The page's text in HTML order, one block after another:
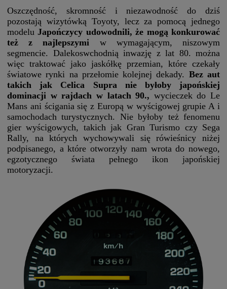
Oszczędność, skromność i niezawodność do dziś
pozostają wizytówką Toyoty, lecz za pomocą jednego
modeluJapończycy udowodnili, że mogą konkurować
też z najlepszymi w wymagającym, niszowym
segmencie. Dalekoswchodnią inwazję z lat 80. można
więc traktować jako jaskółkę przemian, które czekały
światowe rynki na przełomie kolejnej dekady. Bez aut
takich jak Celica Supra nie byłoby japońskiej
dominacji w rajdach w latach 90., wycieczek do Le
Mans ani ścigania się z Europą w wyścigowej grupie A i
samochodach turystycznych. Nie byłoby też fenomenu
gier wyścigowych, takich jak Gran Turismo czy Sega
Rally, na których wychowywali się rówieśnicy niżej
podpisanego, a które otworzyły nam wrota do nowego,
egzotycznego świata pełnego ikon japońskiej
motoryzacji.